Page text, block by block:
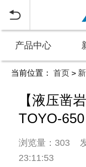

产品中心
当前位置：首页 >
【液压凿
TOYO-
浏览量：303
23:11:53